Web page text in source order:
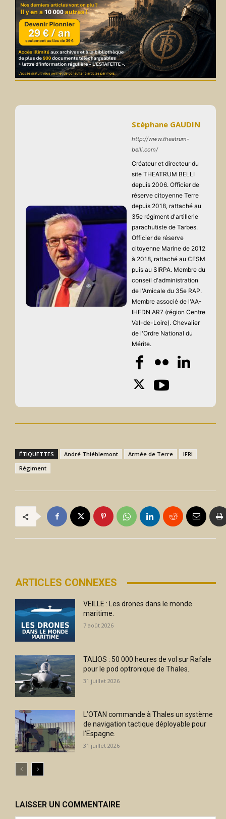
Stéphane GAUDIN
http://www.theatrum-
belli.com/
Créateur et directeur du
site THEATRUM BELLI
depuis 2006. Officier de
réserve citoyenne Terre
depuis 2018, rattaché au
35e régiment d'artillerie
parachutiste de Tarbes.
Officier de réserve
citoyenne Marine de 2012
à 2018, rattaché au CESM
puis au SIRPA. Membre du
conseil d'administration
de l'Amicale du 35e RAP.
Membre associé de l'AA-
IHEDN AR7 (région Centre
Val-de-Loire). Chevalier
de l'Ordre National du
Mérite.
ÉTIQUETTES André Thiéblemont Armée de Terre
IFRI
Régiment
ARTICLES CONNEXES
VEILLE : Les drones dans le monde
maritime.
7 août 2026
TALIOS : 50 000 heures de vol sur Rafale
pour le pod optronique de Thales.
31 juillet 2026
L’OTAN commande à Thales un système
de navigation tactique déployable pour
l’Espagne.
31 juillet 2026
LAISSER UN COMMENTAIRE